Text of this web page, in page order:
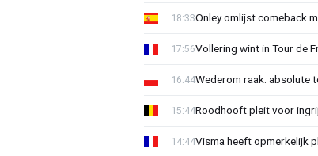
Onley omlijst comeback
18:33
Vollering wint in Tour de
17:56
Wederom raak: absolute
16:44
Roodhooft pleit voor
15:44
Visma heeft opmerkelijk
14:44